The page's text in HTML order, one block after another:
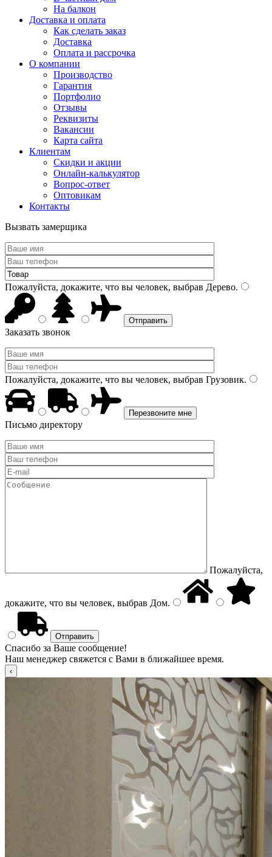
На балкон
Доставка и оплата
Как сделать заказ
Доставка
Оплата и рассрочка
О компании
Производство
Гарантия
Портфолио
Отзывы
Реквизиты
Вакансии
Карта сайта
Клиентам
Скидки и акции
Онлайн-калькулятор
Вопрос-ответ
Оптовикам
Контакты
Вызвать замерщика
Пожалуйста, докажите, что вы человек, выбрав Дерево.
Заказать звонок
Пожалуйста, докажите, что вы человек, выбрав Грузовик.
Письмо директору
Пожалуйста,
докажите, что вы человек, выбрав Дом.
Спасибо за Ваше сообщение!
Наш менеджер свяжется с Вами в ближайшее время.